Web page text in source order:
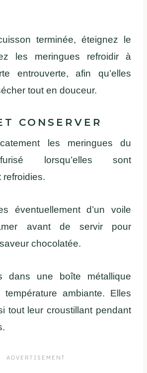
terminée, éteignez le
les meringues refroidir à
entrouverte, afin qu’elles
tout en douceur.
CONSERVER
les meringues du
lorsqu’elles sont
refroidies.
éventuellement d’un voile
avant de servir pour
chocolatée.
dans une boîte métallique
température ambiante. Elles
tout leur croustillant pendant